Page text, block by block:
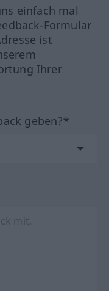
einfach mal
Formular
ist
Ihrer
geben?*